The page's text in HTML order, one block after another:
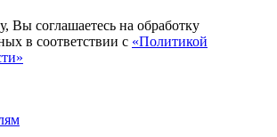
Вы соглашаетесь на обработку
в соответствии с «Политикой